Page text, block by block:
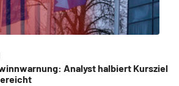
Analyst halbiert Kursziel